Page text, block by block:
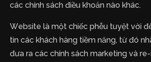
các chính sách điều khoản nào khác.
Website là một chiếc phễu tuyệt vời
tin các khách hàng tiềm năng, từ đó
đưa ra các chính sách marketing và